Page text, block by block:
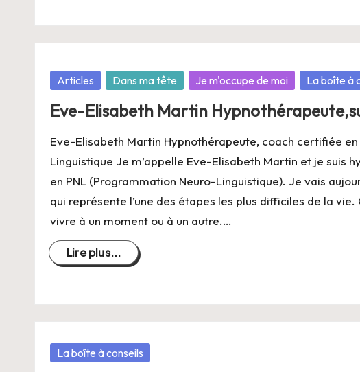
Posté
Articles Dans ma tête Je m'occupe de moi La boîte à
Eve-Elisabeth Martin
Eve-Elisabeth Martin Hypnothérapeute, coach certifiée
Linguistique Je m’appelle Eve-Elisabeth Martin et je suis
en PNL (Programmation Neuro-Linguistique). Je vais
qui représente l’une des étapes les plus difficiles de la
vivre à un moment ou à un autre.…
Lire plus...
Posté
La boîte à conseils